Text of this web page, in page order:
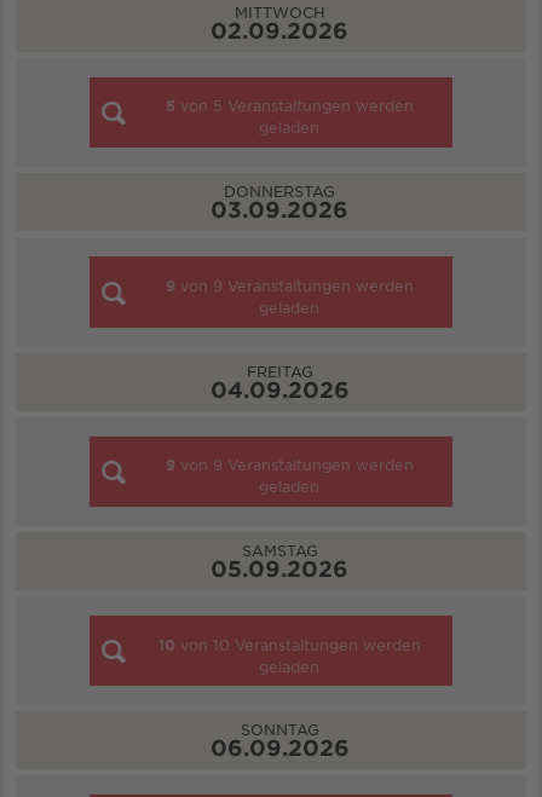
MITTWOCH
02.09.2026
5 von 5 Veranstaltungen werden
geladen
DONNERSTAG
03.09.2026
9 von 9 Veranstaltungen werden
geladen
FREITAG
04.09.2026
9 von 9 Veranstaltungen werden
geladen
SAMSTAG
05.09.2026
10 von 10 Veranstaltungen werden
geladen
SONNTAG
06.09.2026